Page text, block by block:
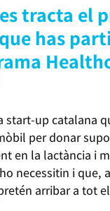
tracta el
has
start-up catalana
per donar
en la lactància i
necessitin i que,
arribar a tot